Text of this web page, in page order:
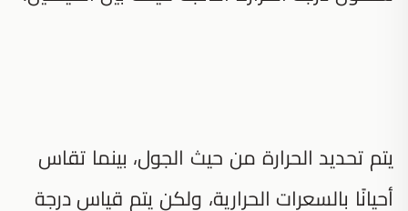
يتم تحديد الحرارة من حيث الجول، بينما تقاس
أحيانًا بالسعرات الحرارية، ولكن يتم قياس درجة